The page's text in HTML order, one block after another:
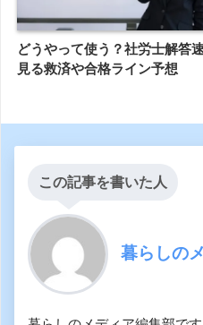
どうやって使う？社労士解答
見る救済や合格ライン予想
この記事を書いた人
暮らしの